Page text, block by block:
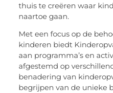
thuis te creëren waar
naartoe gaan.
Met een focus op de
kinderen biedt
aan programma’s en
afgestemd op
benadering van
begrijpen van de unieke